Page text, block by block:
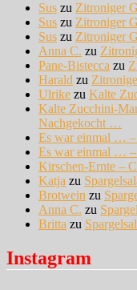
Sus zu Zitroniger
Sus zu Zitroniger
Sus zu Zitroniger
Anna C. zu
Pane-Bistecca zu
Harald zu
Ulrike zu Kalte
Kalte Zucchini-
Nachgekocht …
Es war einmal …
Es war einmal …
Kirschen-Ernte –
Katja zu
Brotwein zu
Anna C. zu
Britta zu
Instagram